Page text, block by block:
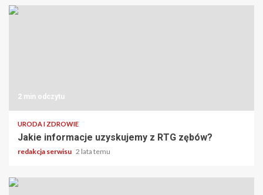
2 min odczytu
URODA I ZDROWIE
Jakie informacje uzyskujemy z RTG zębów?
redakcja serwisu 2 lata temu